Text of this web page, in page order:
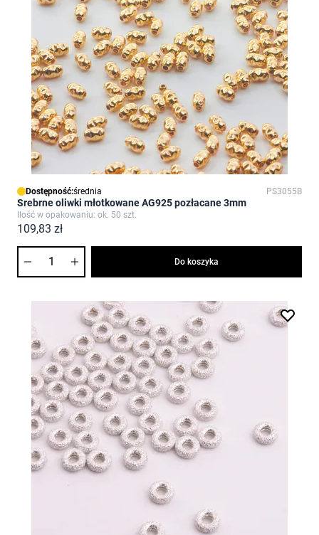
Dostępność:średnia PS3055B
Srebrne oliwki młotkowane AG925 pozłacane 3mm
Ilość w opakowaniu: ok. 50 szt.
109,83 zł
Do koszyka